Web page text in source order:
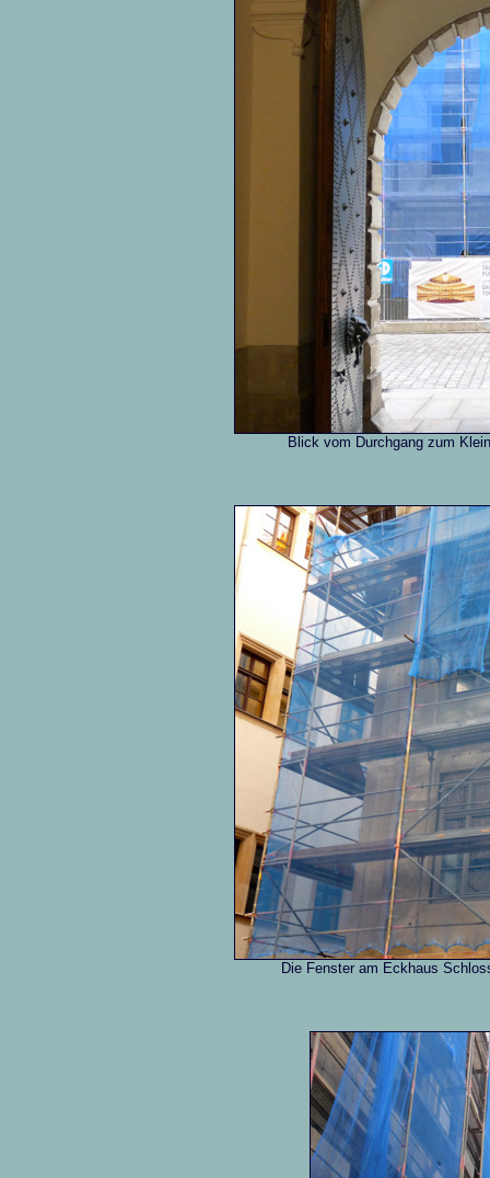
Blick vom Durchgang zum
Die Fenster am Eckhaus